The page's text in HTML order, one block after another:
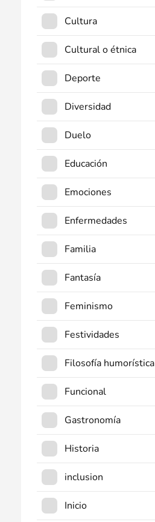
Cultura
Cultural o étnica
Deporte
Diversidad
Duelo
Educación
Emociones
Enfermedades
Familia
Fantasía
Feminismo
Festividades
Filosofía humorística
Funcional
Gastronomía
Historia
inclusion
Inicio